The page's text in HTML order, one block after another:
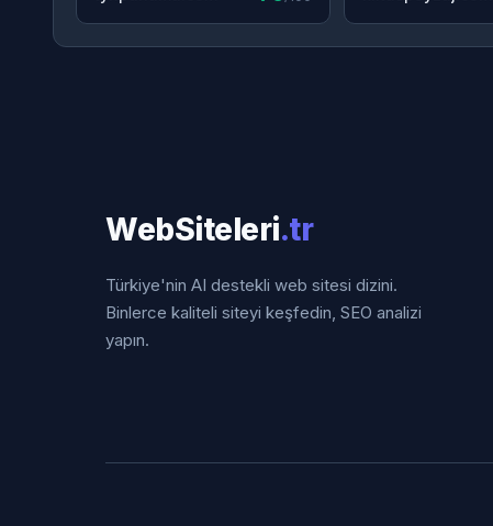
WebSiteleri.tr
Türkiye'nin AI destekli web sitesi dizini.
Binlerce kaliteli siteyi keşfedin, SEO analizi
yapın.